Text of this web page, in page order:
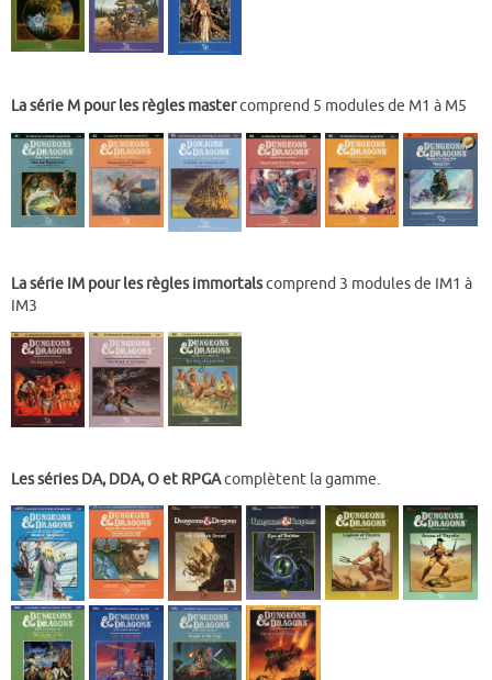
La série M pour les règles mastercomprend 5 modules de M1 à M5
La série IM pour les règles immortalscomprend 3 modules de IM1 à
IM3
Les séries DA, DDA, O et RPGAcomplètent la gamme.